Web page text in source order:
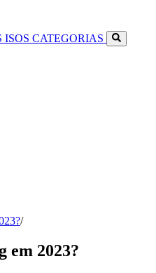
ISOS CATEGORIAS
/
em 2023?